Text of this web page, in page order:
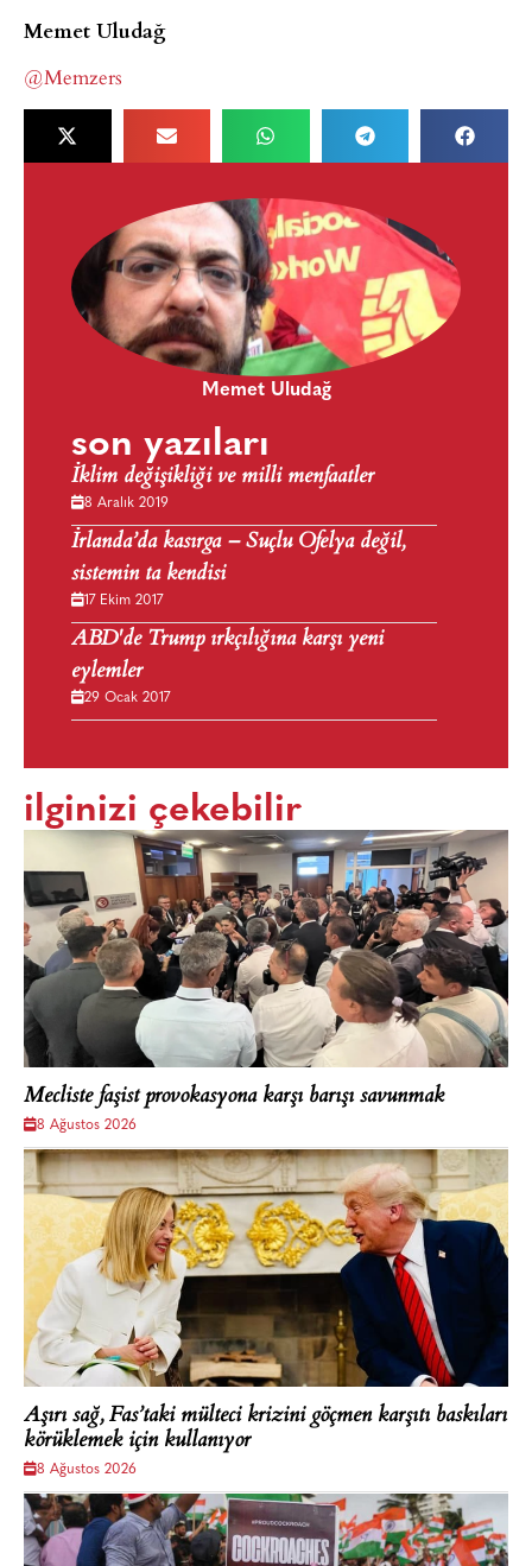
Memet Uludağ
@Memzers
Memet Uludağ
son yazıları
İklim değişikliği ve milli menfaatler
8 Aralık 2019
İrlanda’da kasırga – Suçlu Ofelya değil,
sistemin ta kendisi
17 Ekim 2017
ABD'de Trump ırkçılığına karşı yeni
eylemler
29 Ocak 2017
ilginizi çekebilir
Mecliste faşist provokasyona karşı barışı savunmak
8 Ağustos 2026
Aşırı sağ, Fas’taki mülteci krizini göçmen karşıtı baskıları
körüklemek için kullanıyor
8 Ağustos 2026